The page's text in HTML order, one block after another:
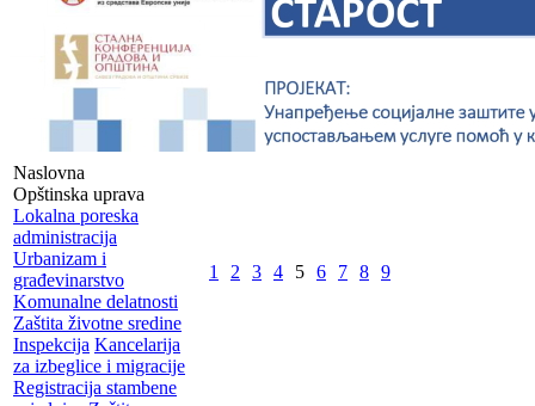
Naslovna
Opštinska uprava
Lokalna poreska
administracija
Urbanizam i
građevinarstvo
Komunalne delatnosti
Zaštita životne sredine
Inspekcija Kancelarija
za izbeglice i migracije
Registracija stambene
1 2 3 4 5 6 7 8 9